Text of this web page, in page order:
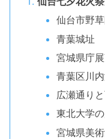
仙台市野
青葉城址
宮城県庁
青葉区川
広瀬通り
東北大学
宮城県美